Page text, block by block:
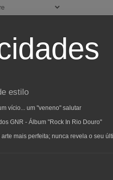
estilo
vício... um "veneno" salutar
GNR - Álbum "Rock In Rio Douro"
mais perfeita; nunca revela o seu